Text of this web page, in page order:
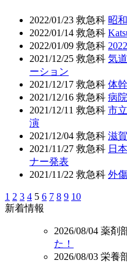
2022/01/23 救急科 昭
2022/01/14 救急科
2022/01/09 救急科
2021/12/25 救急科 気
ーション
2021/12/17 救急科 体
2021/12/16 救急科 病
2021/12/11 救急科 市
演
2021/12/04 救急科 滋
2021/11/27 救急科 日
ナー発表
2021/11/22 救急科 外
1 2 3 4 5 6 7 8 9 10
新着情報
2026/08/04 薬剤
た！
2026/08/03 栄養